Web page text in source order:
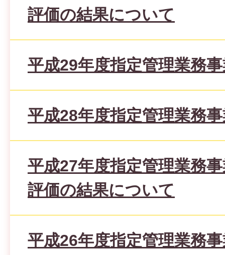
評価の結果について
平成29年度指定管理業務
平成28年度指定管理業務
平成27年度指定管理業務
評価の結果について
平成26年度指定管理業務